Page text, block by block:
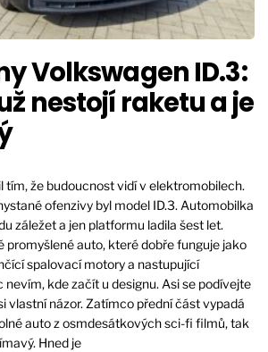
Volkswagen ID.3:
nestojí raketu a je
tím, že budoucnost vidí v elektromobilech.
ofenzivy byl model ID.3. Automobilka
záležet a jen platformu ladila šest let.
promyšlené auto, které dobře funguje jako
spalovací motory a nastupující
kde začít u designu. Asi se podívejte
vlastní názor. Zatímco přední část vypadá
auto z osmdesátkových sci-fi filmů, tak
Hned je